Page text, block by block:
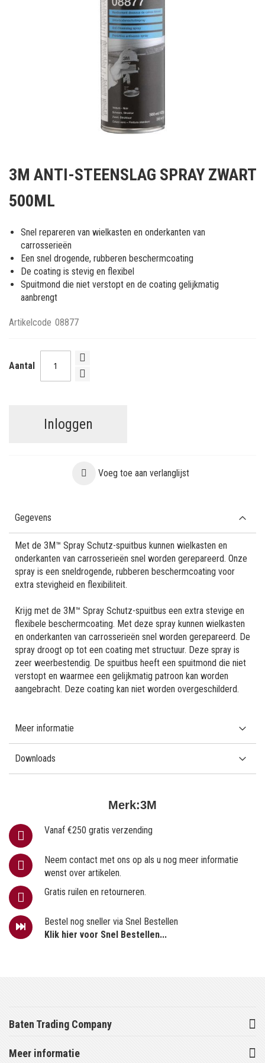
het
van
afbeeldingen-
gallerij
3M ANTI-STEENSLAG SPRAY ZWART
500ML
Snel repareren van wielkasten en onderkanten van
carrosserieën
Een snel drogende, rubberen beschermcoating
De coating is stevig en flexibel
Spuitmond die niet verstopt en de coating gelijkmatig
aanbrengt
Artikelcode 08877
Aantal
Inloggen
Voeg toe aan verlanglijst
Merk:3M
Vanaf €250 gratis verzending
Neem contact met ons op als u nog meer informatie
wenst over artikelen.
Gratis ruilen en retourneren.
Bestel nog sneller via Snel Bestellen
Klik hier voor Snel Bestellen...
Gegevens
Met de 3M™ Spray Schutz-spuitbus kunnen wielkasten en
onderkanten van carrosserieën snel worden gerepareerd. Onze
spray is een sneldrogende, rubberen beschermcoating voor
extra stevigheid en flexibiliteit.
Krijg met de 3M™ Spray Schutz-spuitbus een extra stevige en
flexibele beschermcoating. Met deze spray kunnen wielkasten
en onderkanten van carrosserieën snel worden gerepareerd. De
spray droogt op tot een coating met structuur. Deze spray is
zeer weerbestendig. De spuitbus heeft een spuitmond die niet
verstopt en waarmee een gelijkmatig patroon kan worden
aangebracht. Deze coating kan niet worden overgeschilderd.
Meer informatie
Downloads
Baten Trading Company
Meer informatie